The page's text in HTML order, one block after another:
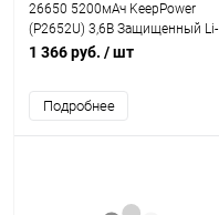
26650 5200мАч KeepPower
(P2652U) 3,6В Защищенный Li-
Ion аккумулятор с встроенным
1 366 руб. / шт
Подробнее